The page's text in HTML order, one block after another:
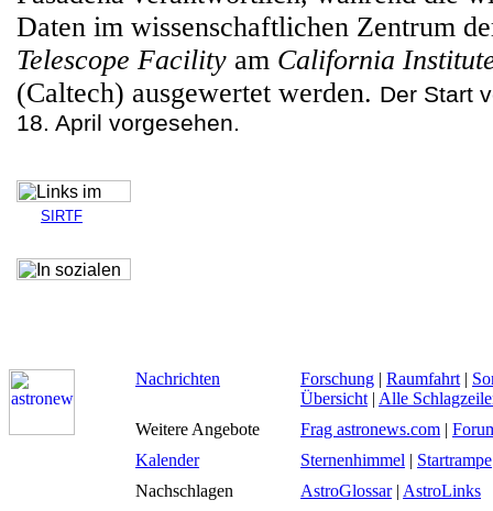
Daten im wissenschaftlichen Zentrum
Telescope Facility am California
(Caltech) ausgewertet werden. Der Start
18. April vorgesehen.
SIRTF
Nachrichten Forschung | Raumfahrt |
Übersicht | Alle
Weitere Angebote
Frag astronews.com |
Kalender
Sternenhimmel | Startrampe
Nachschlagen
AstroGlossar| AstroLinks